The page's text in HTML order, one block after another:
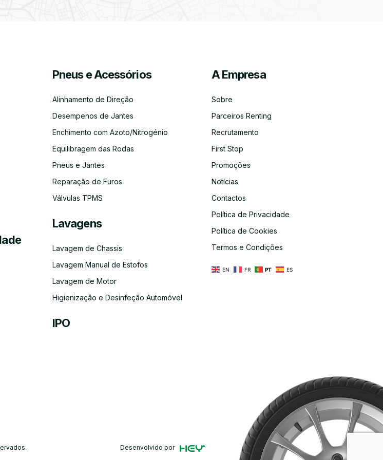
Pneus e Acessórios
Alinhamento de Direção
Desempenos de Jantes
Enchimento com Azoto/Nitrogénio
Equilibragem das Rodas
Pneus e Jantes
Reparação de Furos
Válvulas TPMS
Lavagens
Lavagem de Chassis
Lavagem Manual de Estofos
Lavagem de Motor
Higienização e Desinfeção Automóvel
IPO
A Empresa
Sobre
Parceiros Renting
Recrutamento
First Stop
Promoções
Notícias
Contactos
Política de Privacidade
Política de Cookies
Termos e Condições
EN FR PT ES
Desenvolvido por
Kit
Kit
Diagnóstico
AlternadorADBLUELimpeza
do
Circuito
de
Refrigeração
Faróis
Inspeção
Automóvel
Escovas
Limpa
Para-
Brisas
Filtros
Emissões
de
Gases
(CO)